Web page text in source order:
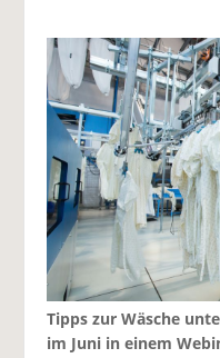
Tipps zur Wäsche
im Juni in einem